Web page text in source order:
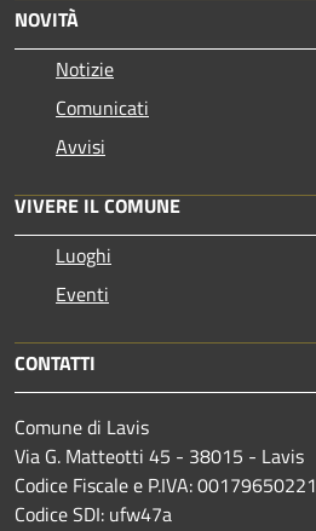
NOVITÀ
Notizie
Comunicati
Avvisi
VIVERE IL COMUNE
Luoghi
Eventi
CONTATTI
Comune di Lavis
Via G. Matteotti 45 - 38015 - Lavis
Codice Fiscale e P.IVA: 00179650221
Codice SDI: ufw47a